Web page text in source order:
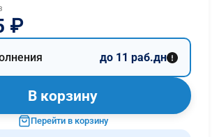
₽
до 11 раб.дн
В корзину
Перейти в корзину